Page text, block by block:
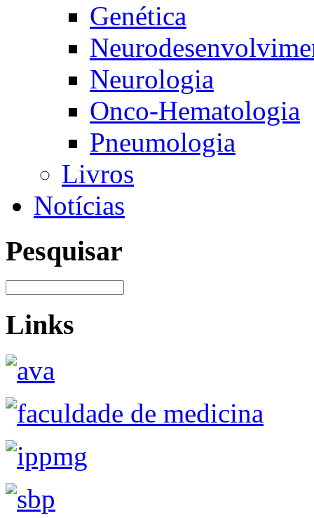
Genética
Neurologia
Onco-Hematologia
Pneumologia
Livros
Notícias
Pesquisar
Links